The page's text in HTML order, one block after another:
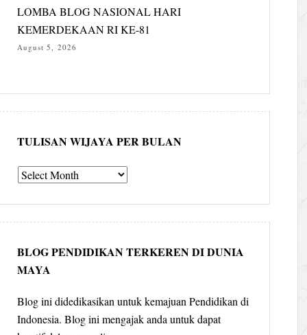
LOMBA BLOG NASIONAL HARI
KEMERDEKAAN RI KE-81
August 5, 2026
TULISAN WIJAYA PER BULAN
Tulisan
per
bulan
BLOG PENDIDIKAN TERKEREN DI DUNIA
MAYA
Blog ini didedikasikan untuk kemajuan Pendidikan di
Indonesia. Blog ini mengajak anda untuk dapat